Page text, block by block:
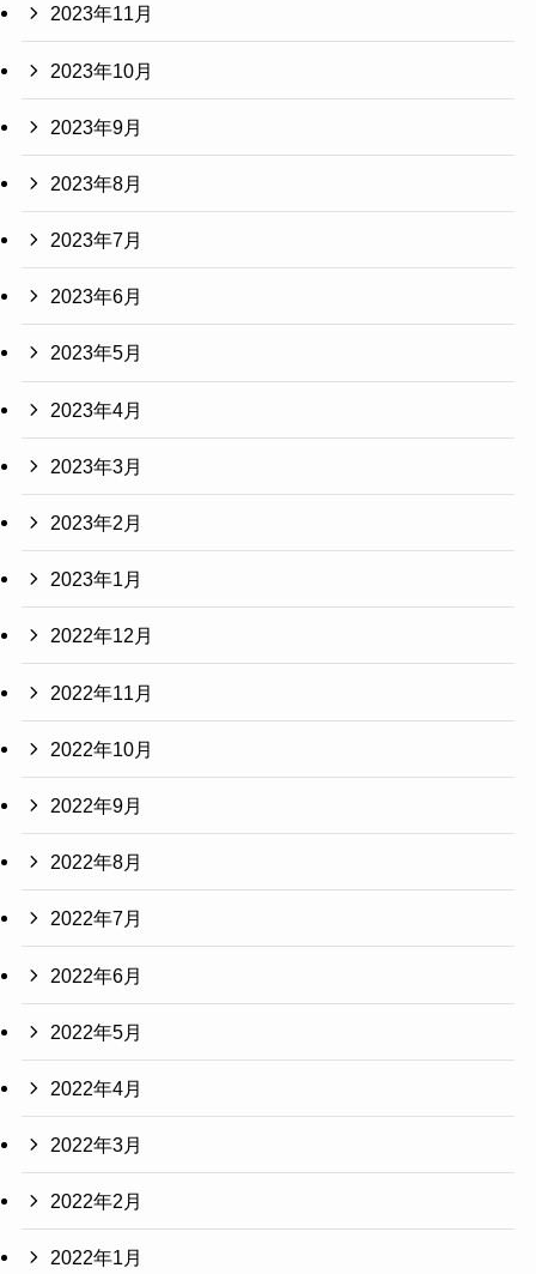
2023年11月
2023年10月
2023年9月
2023年8月
2023年7月
2023年6月
2023年5月
2023年4月
2023年3月
2023年2月
2023年1月
2022年12月
2022年11月
2022年10月
2022年9月
2022年8月
2022年7月
2022年6月
2022年5月
2022年4月
2022年3月
2022年2月
2022年1月